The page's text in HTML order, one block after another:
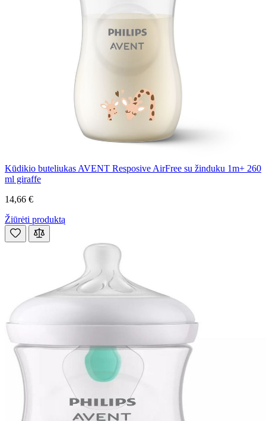
Kūdikio buteliukas AVENT Resposive AirFree su žinduku 1m+ 260
ml giraffe
14,66 €
Žiūrėti produktą